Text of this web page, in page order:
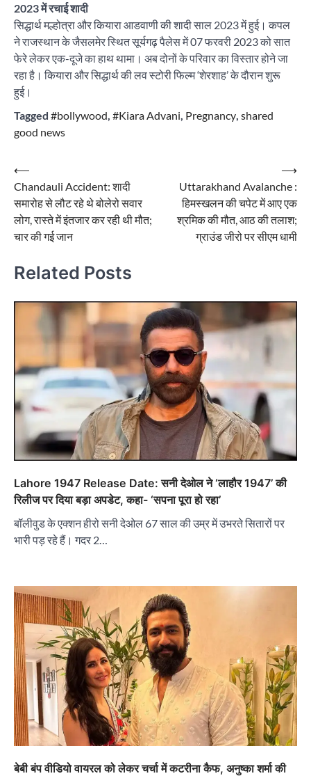
2023 में रचाई शादी
सिद्धार्थ मल्होत्रा और कियारा आडवाणी की शादी साल 2023 में हुई। कपल
ने राजस्थान के जैसलमेर स्थित सूर्यगढ़ पैलेस में 07 फरवरी 2023 को सात
फेरे लेकर एक-दूजे का हाथ थामा। अब दोनों के परिवार का विस्तार होने जा
रहा है। कियारा और सिद्धार्थ की लव स्टोरी फिल्म ‘शेरशाह’ के दौरान शुरू
हुई।
Tagged #bollywood, #Kiara Advani, Pregnancy, shared
good news
Post
navigation
⟵
Chandauli Accident: शादी
समारोह से लौट रहे थे बोलेरो सवार
लोग, रास्ते में इंतजार कर रही थी मौत;
चार की गई जान
Uttarakhand Avalanche :
हिमस्खलन की चपेट में आए एक
श्रमिक की मौत, आठ की तलाश;
ग्राउंड जीरो पर सीएम धामी
⟶
Related Posts
Lahore 1947 Release Date: सनी देओल ने ‘लाहौर 1947’ की
रिलीज पर दिया बड़ा अपडेट, कहा- ‘सपना पूरा हो रहा’
बॉलीवुड के एक्शन हीरो सनी देओल 67 साल की उम्र में उभरते सितारों पर
भारी पड़ रहे हैं। गदर 2…
बेबी बंप वीडियो वायरल को लेकर चर्चा में कटरीना कैफ, अनुष्का शर्मा की